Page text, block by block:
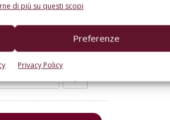
di più su questi scopi
Preferenze
Privacy Policy
tipicità Vasco Boatto